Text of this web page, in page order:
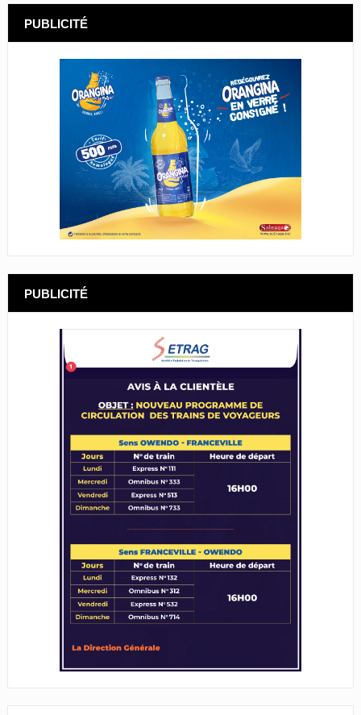
PUBLICITÉ
PUBLICITÉ